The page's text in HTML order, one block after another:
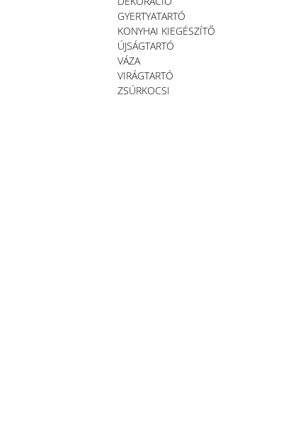
GYERTYATARTÓ
KONYHAI KIEGÉSZÍTŐ
ÚJSÁGTARTÓ
VÁZA
VIRÁGTARTÓ
ZSÚRKOCSI